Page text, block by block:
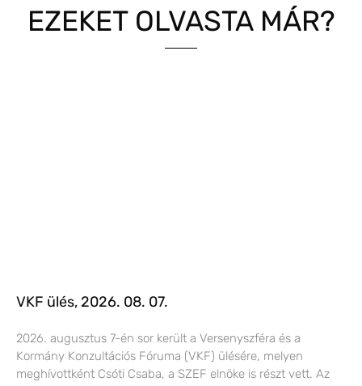
EZEKET OLVASTA MÁR?
VKF ülés, 2026. 08. 07.
2026. augusztus 7-én sor került a Versenyszféra és a
Kormány Konzultációs Fóruma (VKF) ülésére, melyen
meghívottként Csóti Csaba, a SZEF elnöke is részt vett. Az